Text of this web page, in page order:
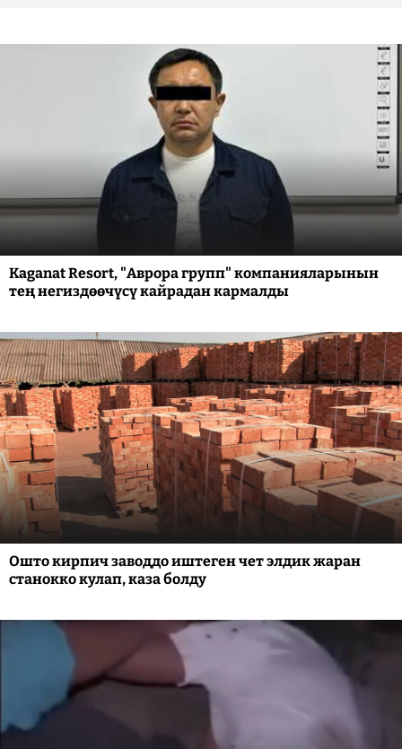
Kaganat Resort, "Аврора групп" компанияларынын
тең негиздөөчүсү кайрадан кармалды
Ошто кирпич заводдо иштеген чет элдик жаран
станокко кулап, каза болду